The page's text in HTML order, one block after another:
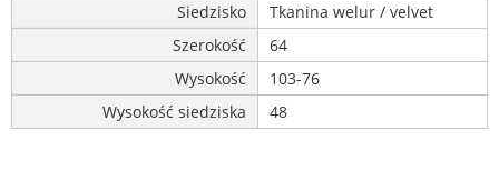
Siedzisko
Tkanina welur / velvet
Szerokość
64
Wysokość
103-76
Wysokość siedziska
48